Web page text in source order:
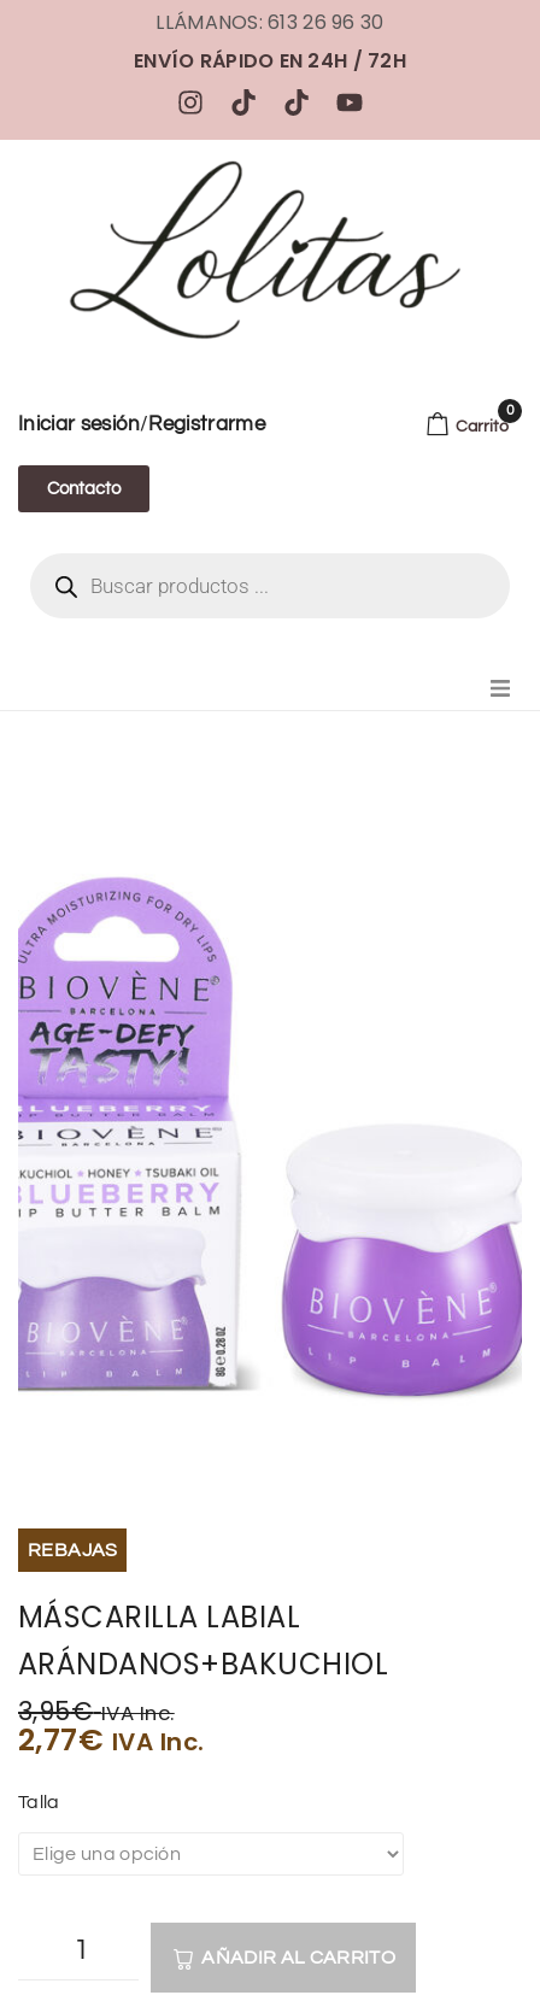
LLÁMANOS: 613 26 96 30
ENVÍO RÁPIDO EN 24H / 72H
Iniciar sesión/ Registrarme
Contacto
Carrito
0
BEAUTY
PERFUMES
BISUTERIA
CALZADO
COMPLEMENTOS
TECNOLOGIA
REBAJAS
MÁSCARILLA LABIAL
ARÁNDANOS+BAKUCHIOL
3,95€ IVA Inc.
2,77€ IVA Inc.
Talla
AÑADIR AL CARRITO